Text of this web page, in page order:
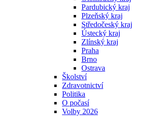
Pardubický kraj
Plzeňský kraj
Středočeský kraj
Ústecký kraj
Zlínský kraj
Praha
Brno
Ostrava
Školství
Zdravotnictví
Politika
O počasí
Volby 2026